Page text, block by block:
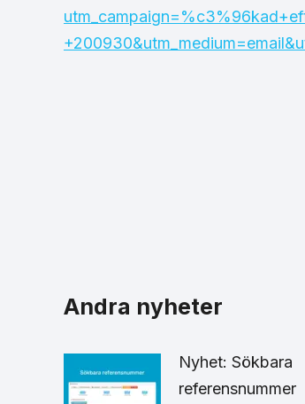
Andra nyheter
Nyhet: Sökbara
referensnummer